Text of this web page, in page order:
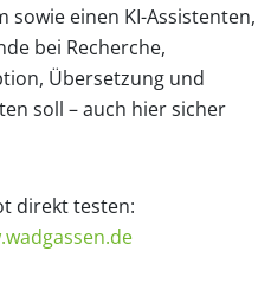
einen KI-Assistenten,
bei Recherche,
Übersetzung und
soll – auch hier sicher
direkt testen: